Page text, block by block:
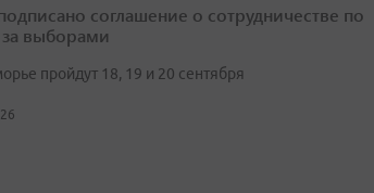
соглашение о сотрудничестве по
выборами
пройдут 18, 19 и 20 сентября